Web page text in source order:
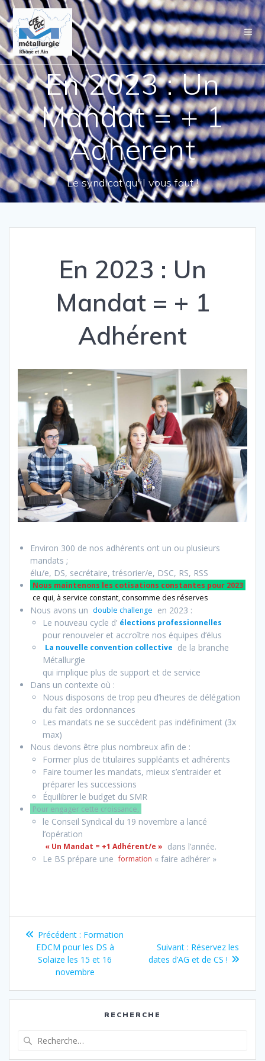
Passer
au
contenu
En 2023 : Un
Mandat = + 1
Adhérent
Le syndicat qu'il vous faut !
En 2023 : Un
Mandat = + 1
Adhérent
Environ 300 de nos adhérents ont un ou plusieurs
mandats ;
élu/e, DS, secrétaire, trésorier/e, DSC, RS, RSS
Nous maintenons les cotisations constantes pour 2023
ce qui, à service constant, consomme des réserves
Nous avons un double challenge en 2023 :
Le nouveau cycle d’ élections professionnelles
pour renouveler et accroître nos équipes d’élus
La nouvelle convention collective de la branche
Métallurgie
qui implique plus de support et de service
Dans un contexte où :
Nous disposons de trop peu d’heures de délégation
du fait des ordonnances
Les mandats ne se succèdent pas indéfiniment (3x
max)
Nous devons être plus nombreux afin de :
Former plus de titulaires suppléants et adhérents
Faire tourner les mandats, mieux s’entraider et
préparer les successions
Équilibrer le budget du SMR
Pour engager cette croissance,
le Conseil Syndical du 19 novembre a lancé
l’opération
« Un Mandat = +1 Adhérent/e » dans l’année.
Le BS prépare une formation « faire adhérer »
Navigation
l’article
Précédent : Article
précédent
:
Formation
EDCM pour les DS à
Solaize les 15 et 16
novembre
Suivant : Article
suivant
Réservez les
dates d’AG et de CS !
RECHERCHE